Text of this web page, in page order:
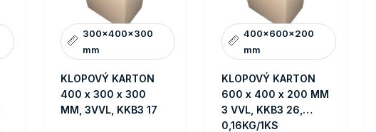
KLOPOVÝ KARTON
400 x 300 x 300
MM, 3VVL, KKB3 17
300x400x300
mm
KLOPOVÝ KARTON
600 x 400 x 200 MM
3 VVL, KKB3 26,
0,16KG/1KS
400x600x200
mm